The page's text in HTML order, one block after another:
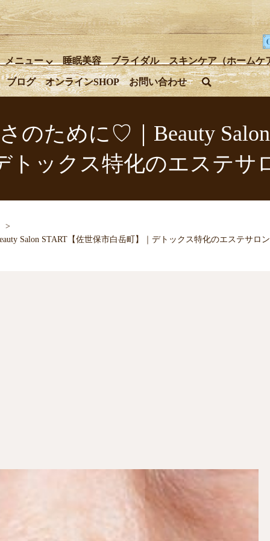
メニュー 睡眠美容 ブライダル スキンケア（ホームケ
ブログ オンラインSHOP お問い合わせ search
のために♡｜Beauty
トックス特化のエステサ
Salon START【佐世保市白岳町】｜デトックス特化のエステサロン